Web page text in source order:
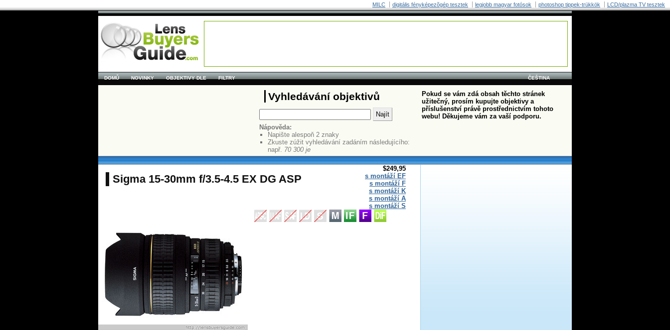
MILC digitális fényképezõgép tesztek legjobb magyar fotósok photoshop tippek-trükkök LCD/plazma TV tesztek
ČEŠTINA
DOMŮ NOVINKY OBJEKTIVY DLE FILTRY
Vyhledávání objektivů
Nápověda:
Napište alespoň 2 znaky
Zkuste zúžit vyhledávání zadáním následujícího:
např. 70 300 je
Pokud se vám zdá obsah těchto stránek
užitečný, prosím kupujte objektivy a
příslušenství právě prostřednictvím tohoto
webu! Děkujeme vám za vaší podporu.
$249,95
s montáží EF
s montáží F
s montáží K
s montáží A
s montáží S
Sigma 15-30mm f/3.5-4.5 EX DG ASP